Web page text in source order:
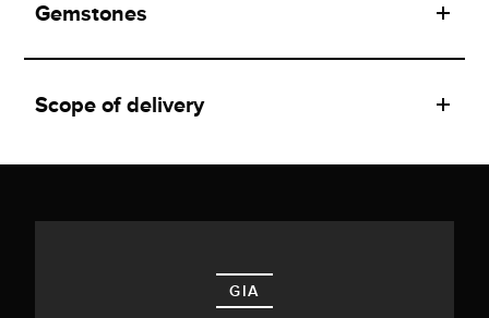
Gemstones
Scope of delivery
GIA